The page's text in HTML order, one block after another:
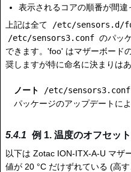
表示されるコアの順番が間違
上記は全て
/etc/sensors.d/
/etc/sensors3.conf のパッ
できます。'foo' はマザーボード
奨しますが特に命名に決まりはあ
ノート /etc/sensors3.conf
パッケージのアップデートに
例 1. 温度のオフセッ
以下は Zotac ION-ITX-A-U マザ
値が 20 °C だけずれている (高